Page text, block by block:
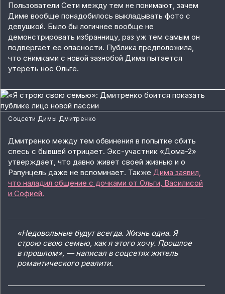
Пользователи Сети между тем не понимают, зачем
Диме вообще понадобилось выкладывать фото с
девушкой. Было бы логичнее вообще не
демонстрировать избранницу, раз уж тем самым он
подвергает ее опасности. Публика предположила,
что снимками с новой зазнобой Дима пытается
утереть нос Ольге.
Соцсети Димы Дмитренко
Дмитренко между тем обвинения в попытке сбить
спесь с бывшей отрицает. Экс-участник «Дома-2»
утверждает, что давно живет своей жизнью и о
Рапунцель даже не вспоминает. Также Дима заявил,
что наладил общение с дочками от Ольги, Василисой
и Софией.
«Недовольные будут всегда. Жизнь одна. Я
строю свою семью, как я этого хочу. Прошлое
в прошлом», — написал в соцсетях житель
романтического реалити.